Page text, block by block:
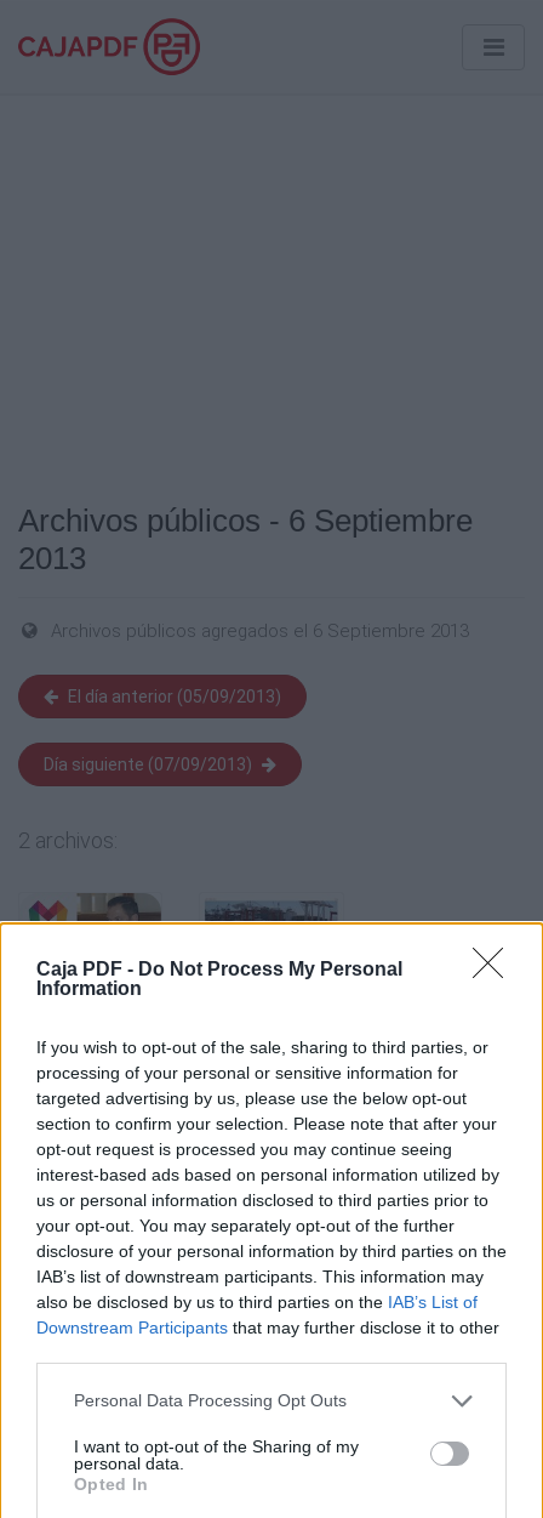
Caja PDF - Do Not Process My Personal
Information
If you wish to opt-out of the sale, sharing to third parties, or
processing of your personal or sensitive information for
targeted advertising by us, please use the below opt-out
section to confirm your selection. Please note that after your
opt-out request is processed you may continue seeing
interest-based ads based on personal information utilized by
us or personal information disclosed to third parties prior to
your opt-out. You may separately opt-out of the further
disclosure of your personal information by third parties on the
IAB’s list of downstream participants. This information may
also be disclosed by us to third parties on the IAB’s List of
Downstream Participants that may further disclose it to other
Personal Data Processing Opt Outs
I want to opt-out of the Sharing of my
personal data.
Opted In
Archivos públicos - 6 Septiembre
2013
Archivos públicos agregados el 6 Septiembre 2013
El día anterior (05/09/2013)
Día siguiente (07/09/2013)
2 archivos:
MultinoticiasLaguna6.2 MB, 8 páginas
Semanario de Comercio Exterior Agosto Diego Dumont
KB, 1 página
Los archivos en esta página ha sido compartidos por los usuarios del sitio.
Caja PDF es una plataforma de gestión de documentos en línea domiciliada
en Francia y cumpliendo estrictamente con las leyes nacionales y europeas.
Al tener una función legal de intermediario técnico neutral, los contenidos
compartidos por los usuarios del sitio no se moderan a priori.